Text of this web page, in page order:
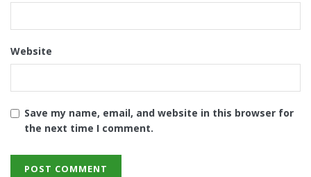
Website
Save my name, email, and website in this browser for
the next time I comment.